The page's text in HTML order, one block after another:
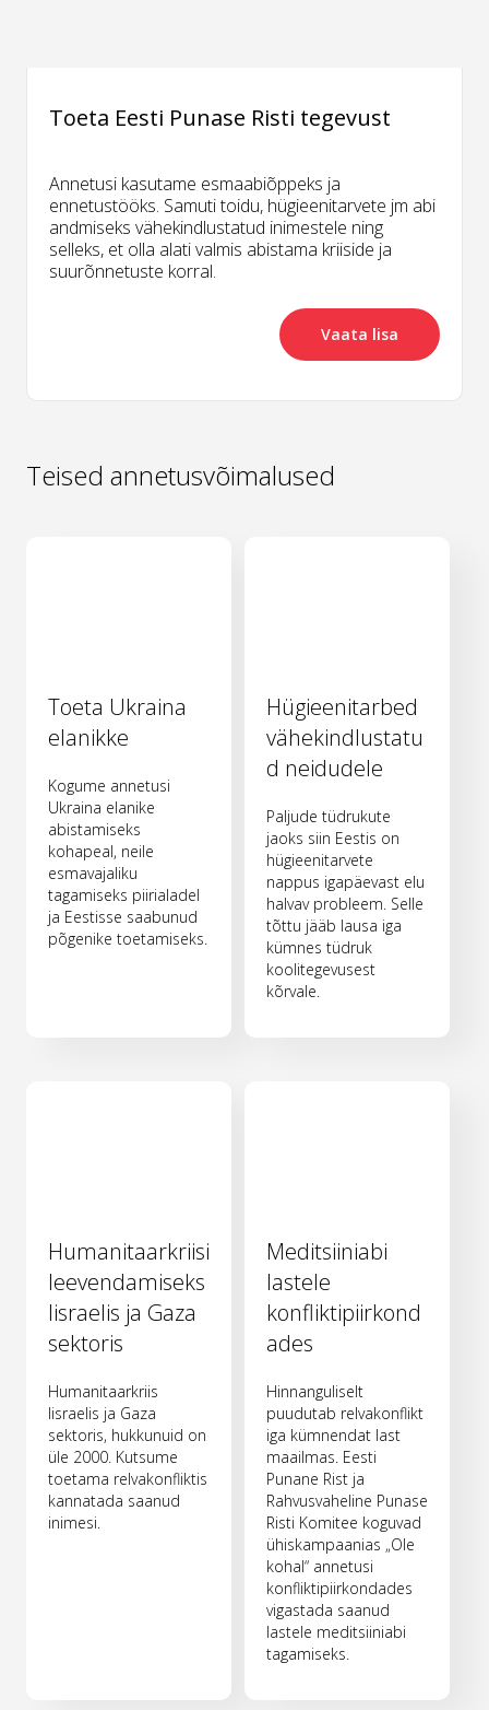
Toeta Eesti Punase Risti tegevust
Annetusi kasutame esmaabiõppeks ja
ennetustööks. Samuti toidu, hügieenitarvete jm abi
andmiseks vähekindlustatud inimestele ning
selleks, et olla alati valmis abistama kriiside ja
suurõnnetuste korral.
Vaata lisa
Teised annetusvõimalused
Toeta Ukraina
elanikke
Kogume annetusi
Ukraina elanike
abistamiseks
kohapeal, neile
esmavajaliku
tagamiseks piirialadel
ja Eestisse saabunud
põgenike toetamiseks.
Hügieenitarbed
vähekindlustatu
d neidudele
Paljude tüdrukute
jaoks siin Eestis on
hügieenitarvete
nappus igapäevast elu
halvav probleem. Selle
tõttu jääb lausa iga
kümnes tüdruk
koolitegevusest
kõrvale.
Humanitaarkriisi
leevendamiseks
Iisraelis ja Gaza
sektoris
Humanitaarkriis
Iisraelis ja Gaza
sektoris, hukkunuid on
üle 2000. Kutsume
toetama relvakonfliktis
kannatada saanud
inimesi.
Meditsiiniabi
lastele
konfliktipiirkond
ades
Hinnanguliselt
puudutab relvakonflikt
iga kümnendat last
maailmas. Eesti
Punane Rist ja
Rahvusvaheline Punase
Risti Komitee koguvad
ühiskampaanias „Ole
kohal“ annetusi
konfliktipiirkondades
vigastada saanud
lastele meditsiiniabi
tagamiseks.